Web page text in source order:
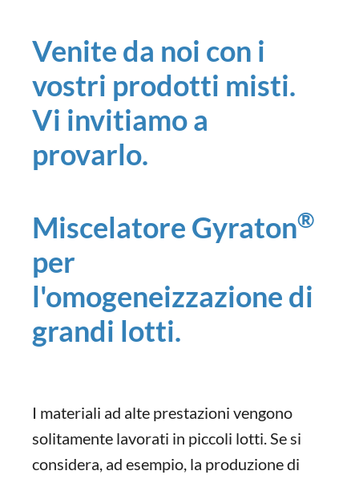
Venite da noi con i
vostri prodotti misti.
Vi invitiamo a
provarlo.
Miscelatore Gyraton®
per
l'omogeneizzazione di
grandi lotti.
I materiali ad alte prestazioni vengono
solitamente lavorati in piccoli lotti. Se si
considera, ad esempio, la produzione di